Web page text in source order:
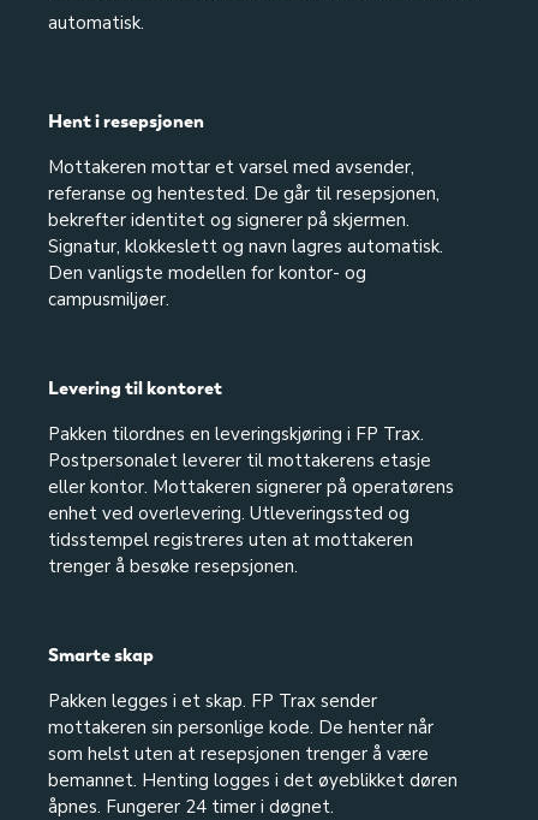
automatisk.
Hent i resepsjonen
Mottakeren mottar et varsel med avsender,
referanse og hentested. De går til resepsjonen,
bekrefter identitet og signerer på skjermen.
Signatur, klokkeslett og navn lagres automatisk.
Den vanligste modellen for kontor- og
campusmiljøer.
Levering til kontoret
Pakken tilordnes en leveringskjøring i FP Trax.
Postpersonalet leverer til mottakerens etasje
eller kontor. Mottakeren signerer på operatørens
enhet ved overlevering. Utleveringssted og
tidsstempel registreres uten at mottakeren
trenger å besøke resepsjonen.
Smarte skap
Pakken legges i et skap. FP Trax sender
mottakeren sin personlige kode. De henter når
som helst uten at resepsjonen trenger å være
bemannet. Henting logges i det øyeblikket døren
åpnes. Fungerer 24 timer i døgnet.